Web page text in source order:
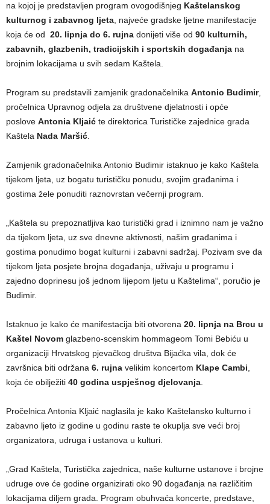
na kojoj je predstavljen program ovogodišnjeg Kaštelanskog
kulturnog i zabavnog ljeta, najveće gradske ljetne manifestacije
koja će od 20. lipnja do 6. rujna donijeti više od 90 kulturnih,
zabavnih, glazbenih, tradicijskih i sportskih događanja na
brojnim lokacijama u svih sedam Kaštela.
Program su predstavili zamjenik gradonačelnika Antonio Budimir,
pročelnica Upravnog odjela za društvene djelatnosti i opće
poslove Antonia Kljaić te direktorica Turističke zajednice grada
Kaštela Nada Maršić.
Zamjenik gradonačelnika Antonio Budimir istaknuo je kako Kaštela
tijekom ljeta, uz bogatu turističku ponudu, svojim građanima i
gostima žele ponuditi raznovrstan večernji program.
„Kaštela su prepoznatljiva kao turistički grad i iznimno nam je važno
da tijekom ljeta, uz sve dnevne aktivnosti, našim građanima i
gostima ponudimo bogat kulturni i zabavni sadržaj. Pozivam sve da
tijekom ljeta posjete brojna događanja, uživaju u programu i
zajedno doprinesu još jednom lijepom ljetu u Kaštelima“, poručio je
Budimir.
Istaknuo je kako će manifestacija biti otvorena 20. lipnja na Brcu u
Kaštel Novom glazbeno-scenskim hommageom Tomi Bebiću u
organizaciji Hrvatskog pjevačkog društva Bijaćka vila, dok će
završnica biti održana 6. rujna velikim koncertom Klape Cambi,
koja će obilježiti 40 godina uspješnog djelovanja.
Pročelnica Antonia Kljaić naglasila je kako Kaštelansko kulturno i
zabavno ljeto iz godine u godinu raste te okuplja sve veći broj
organizatora, udruga i ustanova u kulturi.
„Grad Kaštela, Turistička zajednica, naše kulturne ustanove i brojne
udruge ove će godine organizirati oko 90 događanja na različitim
lokacijama diljem grada. Program obuhvaća koncerte, predstave,